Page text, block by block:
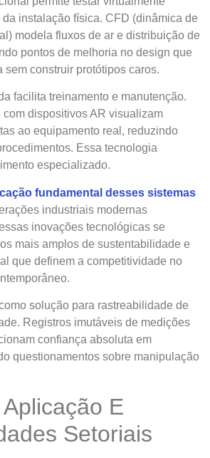
instalação física. CFD (dinâmica de
modela fluxos de ar e distribuição de
pontos de melhoria no design que
sem construir protótipos caros.
facilita treinamento e manutenção.
dispositivos AR visualizam
ao equipamento real, reduzindo
Essa tecnologia
especializado.
fundamental desses sistemas
industriais modernas
inovações tecnológicas se
mais amplos de sustentabilidade e
que definem a competitividade no
solução para rastreabilidade de
Registros imutáveis de medições
confiança absoluta em
questionamentos sobre manipulação
E
Setoriais